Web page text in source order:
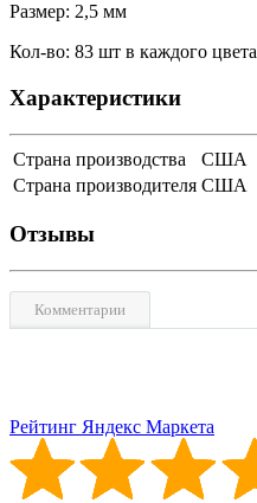
Размер: 2,5 мм
Кол-во: 83 шт в каждого цвета
Характеристики
Страна производства
США
Страна производителя США
Отзывы
Комментарии
Рейтинг Яндекс Маркета